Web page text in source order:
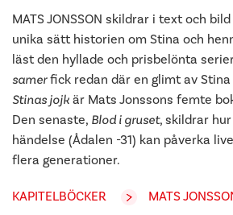
MATS JONSSON skildrar i text och
unika sätt historien om Stina och
läst den hyllade och prisbelönta
samerfick redan där en glimt av Stina
Stinas jojk är Mats Jonssons femte
Den senaste, Blod i gruset, skildrar
händelse (Ådalen -31) kan påverka
flera generationer.
KAPITELBÖCKER MATS